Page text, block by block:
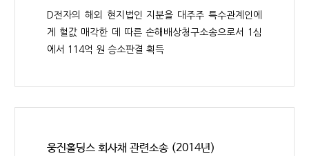
D전자의 해외 현지법인 지분을 대주주 특수관계인에
게 헐값 매각한 데 따른 손해배상청구소송으로서 1심
에서 114억 원 승소판결 획득
웅진홀딩스 회사채 관련소송 (2014년)